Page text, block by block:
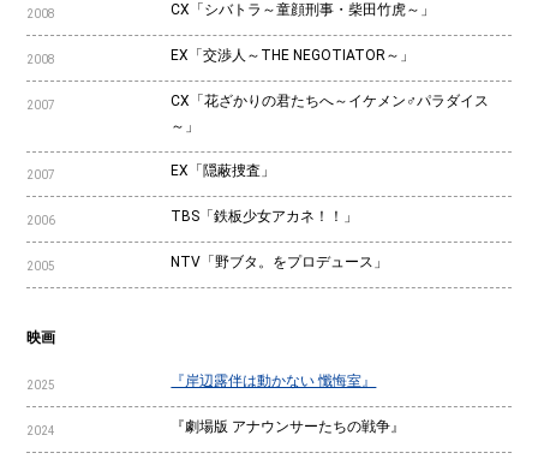
2008 CX「シバトラ～童顔刑事・柴田竹虎～」
2008 EX「交渉人～THE NEGOTIATOR～」
2007
CX「花ざかりの君たちへ～イケメン♂パラダイス
～」
2007 EX「隠蔽捜査」
2006 TBS「鉄板少女アカネ！！」
2005 NTV「野ブタ。をプロデュース」
映画
2025 『岸辺露伴は動かない 懺悔室』
2024 『劇場版 アナウンサーたちの戦争』